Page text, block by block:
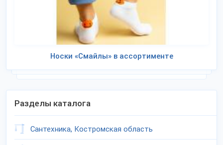
Носки «Смайлы» в ассортименте
Разделы каталога
Сантехника, Костромская область